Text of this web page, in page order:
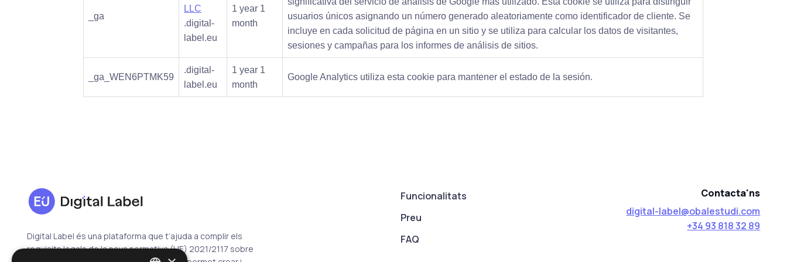
_ga
LLC
.digital-
label.eu
1 year 1
month
usuarios únicos asignando un número generado aleatoriamente como identificador de cliente. Se
incluye en cada solicitud de página en un sitio y se utiliza para calcular los datos de visitantes,
sesiones y campañas para los informes de análisis de sitios.
_ga_WEN6PTMK59
.digital-
label.eu
1 year 1
month
Google Analytics utiliza esta cookie para mantener el estado de la sesión.
Digital Label és una plataforma que t’ajuda a complir els
requisits legals de la nova normativa (UE) 2021/2117 sobre
Funcionalitats
Preu
FAQ
Contacta'ns
digital-label@obalestudi.com
+34 93 818 32 89